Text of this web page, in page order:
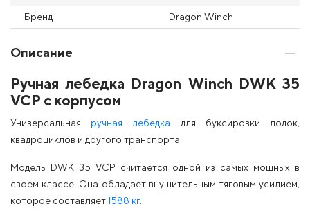
Бренд Dragon Winch
Описание
Ручная лебедка Dragon Winch DWK 35
VCP с корпусом
Универсальная ручная лебедка для буксировки лодок,
квадроциклов и другого транспорта
Модель DWK 35 VCP считается одной из самых мощных в
своем классе. Она обладает внушительным тяговым усилием,
которое составляет1588 кг.